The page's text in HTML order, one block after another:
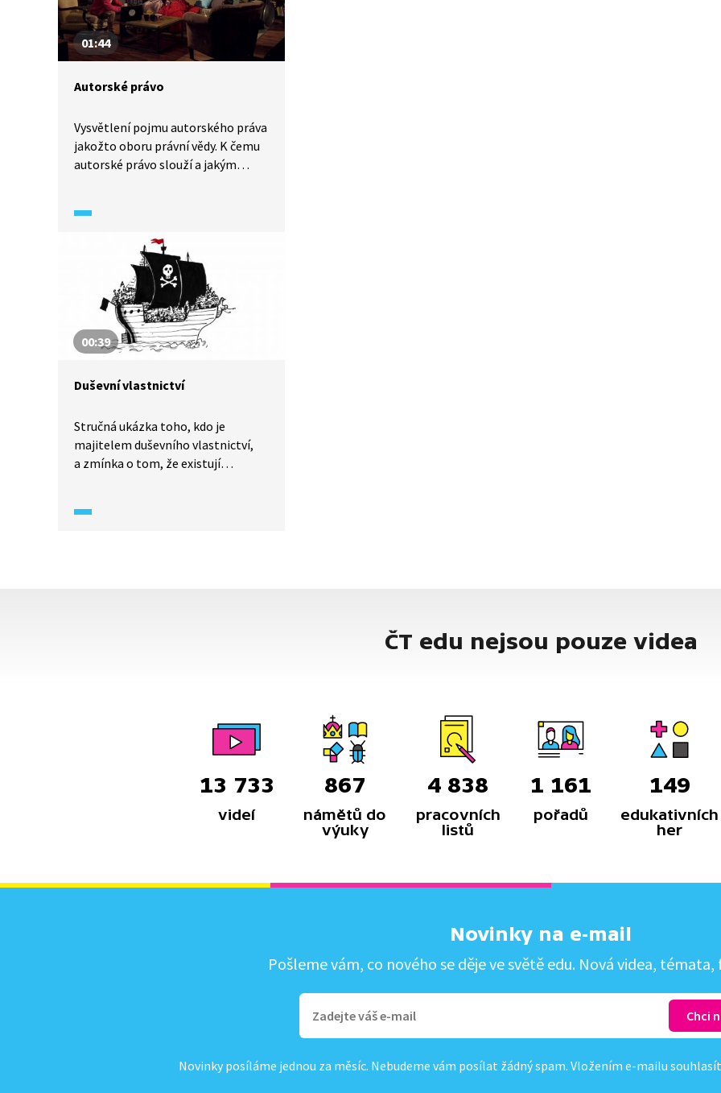
01:44
Autorské právo
Vysvětlení pojmu autorského práva
jakožto oboru právní vědy. K čemu
autorské právo slouží a jakým
00:39
Duševní vlastnictví
Stručná ukázka toho, kdo je
majitelem duševního vlastnictví,
a zmínka o tom, že existují
ČT edu nejsou pouze videa
13 733
videí
867
námětů do
výuky
4 838
pracovních
listů
1 161
pořadů
149
edukativních
her
Novinky na e-mail
Pošleme vám, co nového se děje ve světě edu. Nová videa, témata,
Novinky posíláme jednou za měsíc. Nebudeme vám posílat žádný spam. Vložením e-mailu